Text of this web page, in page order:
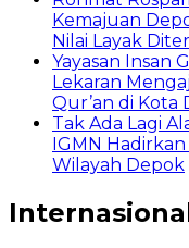
Kemajuan
Nilai Layak
Yayasan Insan
Lekaran
Qur’an di Kota
Tak Ada Lagi
IGMN Hadirkan
Wilayah Depok